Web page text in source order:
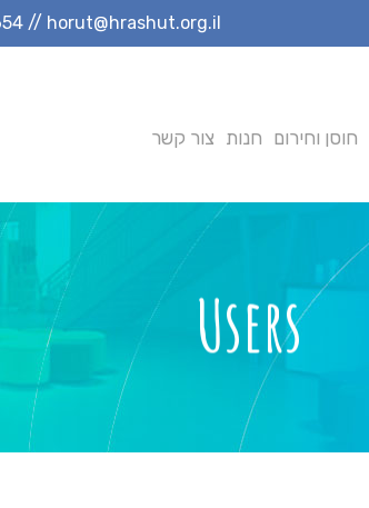
// horut@hrashut.org.il
חוסן וחירום חנות צור קשר
Users